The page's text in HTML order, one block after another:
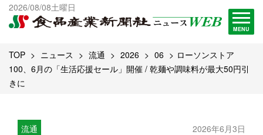
2026/08/08土曜日
MENU
出版物一覧へ
試読・購読申し込み
TOP ニュース 流通 2026 06
ローソンストア
100、6月の「生活応援セール」開催 / 乾麺や調味料が最大50円引
きに
流通 2026年6月3日